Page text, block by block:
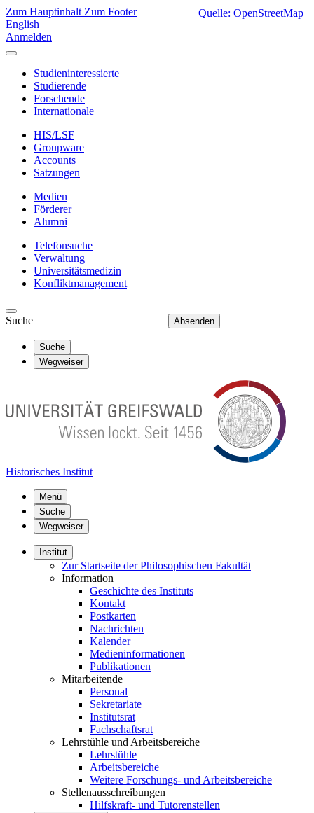
Zum Hauptinhalt Zum Footer
English
Anmelden
Studieninteressierte
Studierende
Forschende
Internationale
HIS/LSF
Groupware
Accounts
Satzungen
Medien
Förderer
Alumni
Telefonsuche
Verwaltung
Universitätsmedizin
Konfliktmanagement
Suche Absenden
Suche
Wegweiser
Historisches Institut
Menü
Suche
Wegweiser
Institut
Zur Startseite der Philosophischen Fakultät
Information
Geschichte des Instituts
Kontakt
Postkarten
Nachrichten
Kalender
Medieninformationen
Publikationen
Mitarbeitende
Personal
Sekretariate
Institutsrat
Fachschaftsrat
Lehrstühle und Arbeitsbereiche
Lehrstühle
Arbeitsbereiche
Weitere Forschungs- und Arbeitsbereiche
Stellenausschreibungen
Hilfskraft- und Tutorenstellen
Quelle: OpenStreetMap